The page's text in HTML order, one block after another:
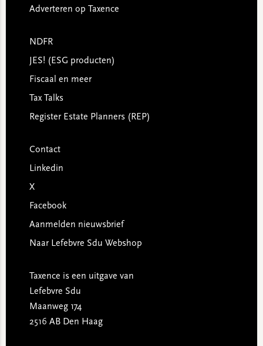
Adverteren op Taxence
NDFR
JES! (ESG producten)
Fiscaal en meer
Tax Talks
Register Estate Planners (REP)
Contact
Linkedin
X
Facebook
Aanmelden nieuwsbrief
Naar Lefebvre Sdu Webshop
Taxence is een uitgave van
Lefebvre Sdu
Maanweg 174
2516 AB Den Haag